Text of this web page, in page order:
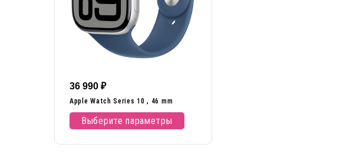
36 990 ₽
Apple Watch Series 10 , 46 mm
Выберите параметры